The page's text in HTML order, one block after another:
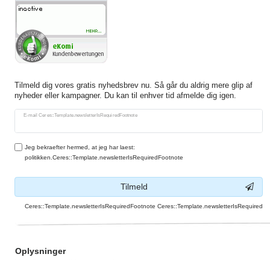
Tilmeld dig vores gratis nyhedsbrev nu. Så går du aldrig mere glip af
nyheder eller kampagner. Du kan til enhver tid afmelde dig igen.
E-mail Ceres::Template.newsletterIsRequiredFootnote
Ceres::Template.newsletterHoneypotLabel
Jeg bekraefter hermed, at jeg har laest:
politikken.Ceres::Template.newsletterIsRequiredFootnote
Tilmeld
Ceres::Template.newsletterIsRequiredFootnote Ceres::Template.newsletterIsRequired
Oplysninger